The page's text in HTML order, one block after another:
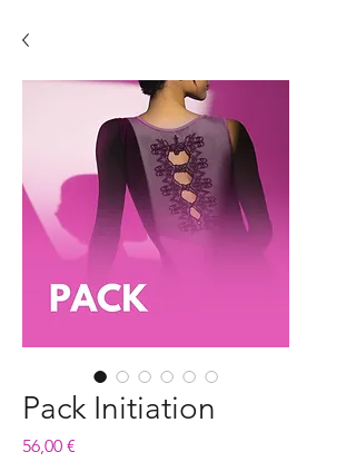
Pack Initiation
56,00 €